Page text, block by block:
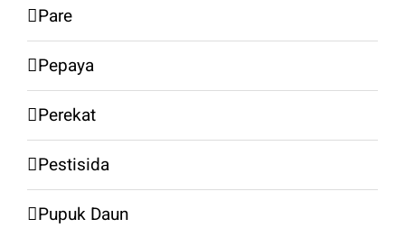
Pare
Pepaya
Perekat
Pestisida
Pupuk Daun